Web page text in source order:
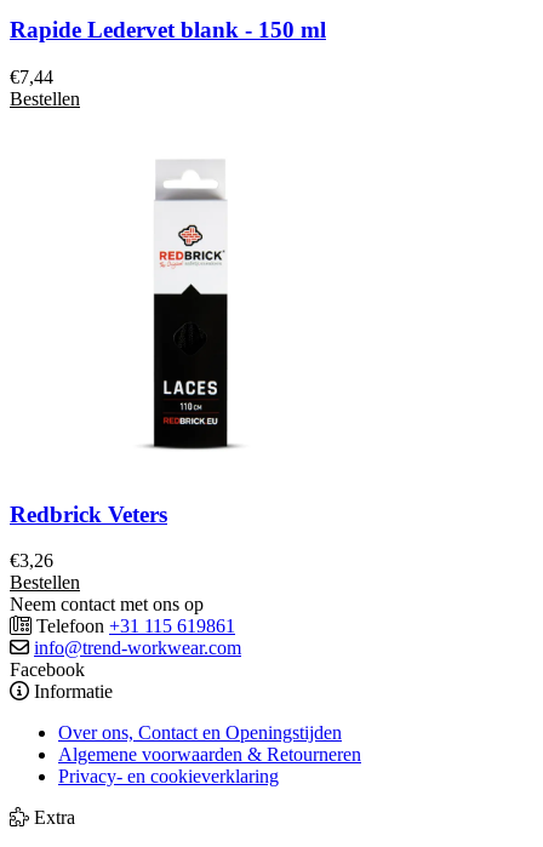
Rapide Ledervet blank - 150 ml
€7,44
Bestellen
Redbrick Veters
€3,26
Bestellen
Neem contact met ons op
Telefoon +31 115 619861
info@trend-workwear.com
Facebook
Informatie
Over ons, Contact en Openingstijden
Algemene voorwaarden & Retourneren
Privacy- en cookieverklaring
Extra